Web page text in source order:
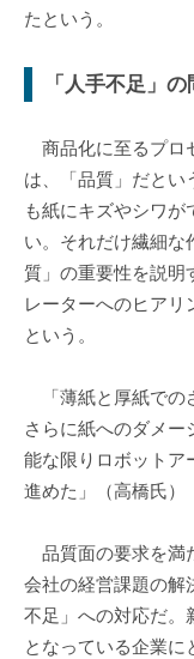
たという。
「人手不足」
商品化に至るプロ
は、「品質」だとい
も紙にキズやシワ
い。それだけ繊細な
質」の重要性を説明
レーターへのヒアリ
という。
「薄紙と厚紙での
さらに紙へのダメ
能な限りロボットア
進めた」（高橋氏）
品質面の要求を満
会社の経営課題の解
不足」への対応だ。
となっている企業に